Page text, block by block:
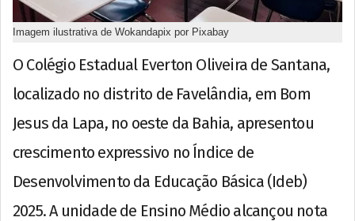
Imagem ilustrativa de Wokandapix por Pixabay
O Colégio Estadual Everton Oliveira de Santana,
localizado no distrito de Favelândia, em Bom
Jesus da Lapa, no oeste da Bahia, apresentou
crescimento expressivo no Índice de
Desenvolvimento da Educação Básica (Ideb)
2025. A unidade de Ensino Médio alcançou nota